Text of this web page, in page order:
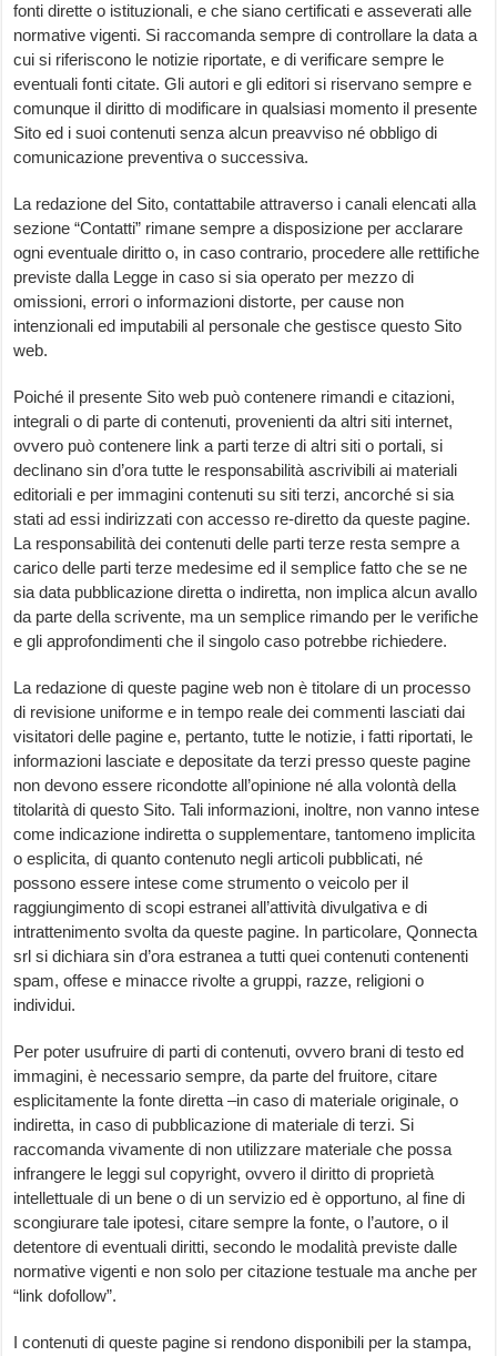
fonti dirette o istituzionali, e che siano certificati e asseverati alle
normative vigenti. Si raccomanda sempre di controllare la data a
cui si riferiscono le notizie riportate, e di verificare sempre le
eventuali fonti citate. Gli autori e gli editori si riservano sempre e
comunque il diritto di modificare in qualsiasi momento il presente
Sito ed i suoi contenuti senza alcun preavviso né obbligo di
comunicazione preventiva o successiva.
La redazione del Sito, contattabile attraverso i canali elencati alla
sezione “Contatti” rimane sempre a disposizione per acclarare
ogni eventuale diritto o, in caso contrario, procedere alle rettifiche
previste dalla Legge in caso si sia operato per mezzo di
omissioni, errori o informazioni distorte, per cause non
intenzionali ed imputabili al personale che gestisce questo Sito
web.
Poiché il presente Sito web può contenere rimandi e citazioni,
integrali o di parte di contenuti, provenienti da altri siti internet,
ovvero può contenere link a parti terze di altri siti o portali, si
declinano sin d’ora tutte le responsabilità ascrivibili ai materiali
editoriali e per immagini contenuti su siti terzi, ancorché si sia
stati ad essi indirizzati con accesso re-diretto da queste pagine.
La responsabilità dei contenuti delle parti terze resta sempre a
carico delle parti terze medesime ed il semplice fatto che se ne
sia data pubblicazione diretta o indiretta, non implica alcun avallo
da parte della scrivente, ma un semplice rimando per le verifiche
e gli approfondimenti che il singolo caso potrebbe richiedere.
La redazione di queste pagine web non è titolare di un processo
di revisione uniforme e in tempo reale dei commenti lasciati dai
visitatori delle pagine e, pertanto, tutte le notizie, i fatti riportati, le
informazioni lasciate e depositate da terzi presso queste pagine
non devono essere ricondotte all’opinione né alla volontà della
titolarità di questo Sito. Tali informazioni, inoltre, non vanno intese
come indicazione indiretta o supplementare, tantomeno implicita
o esplicita, di quanto contenuto negli articoli pubblicati, né
possono essere intese come strumento o veicolo per il
raggiungimento di scopi estranei all’attività divulgativa e di
intrattenimento svolta da queste pagine. In particolare, Qonnecta
srl si dichiara sin d’ora estranea a tutti quei contenuti contenenti
spam, offese e minacce rivolte a gruppi, razze, religioni o
individui.
Per poter usufruire di parti di contenuti, ovvero brani di testo ed
immagini, è necessario sempre, da parte del fruitore, citare
esplicitamente la fonte diretta –in caso di materiale originale, o
indiretta, in caso di pubblicazione di materiale di terzi. Si
raccomanda vivamente di non utilizzare materiale che possa
infrangere le leggi sul copyright, ovvero il diritto di proprietà
intellettuale di un bene o di un servizio ed è opportuno, al fine di
scongiurare tale ipotesi, citare sempre la fonte, o l’autore, o il
detentore di eventuali diritti, secondo le modalità previste dalle
normative vigenti e non solo per citazione testuale ma anche per
“link dofollow”.
I contenuti di queste pagine si rendono disponibili per la stampa,